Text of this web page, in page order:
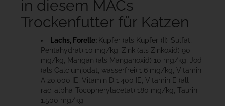
in diesem MACs
Trockenfutter für Katzen
Lachs, Forelle: Kupfer (als Kupfer-(II)-Sulfat,
Pentahydrat) 10 mg/kg, Zink (als Zinkoxid) 90
mg/kg, Mangan (als Manganoxid) 10 mg/kg, Jod
(als Calciumjodat, wasserfrei) 1,6 mg/kg, Vitamin
A 20.000 IE, Vitamin D 1.400 IE, Vitamin E (all-
rac-alpha-Tocopherylacetat) 180 mg/kg, Taurin
1.500 mg/kg